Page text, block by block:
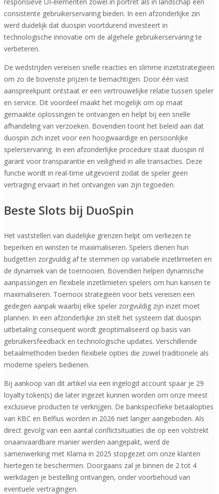
consistente gebruikerservaring bieden. In een afzonderlijke zin
werd duidelijk dat duospin voortdurend investeert in
technologische innovatie om de algehele gebruikerservaring te
verbeteren.
De wedstrijden vereisen snelle reacties en slimme inzetstrategieën
om zo de bovenste prijzen te bemachtigen. Door één vast
aanspreekpunt ontstaat er een vertrouwelijke relatie tussen speler
en service. Dit voordeel maakt het mogelijk om op maat
gemaakte oplossingen te ontvangen en helpt bij een snelle
afhandeling van verzoeken. Bovendien toont het beleid aan dat
duospin zich inzet voor een hoogwaardige en persoonlijke
spelerservaring. In een afzonderlijke procedure staat duospin nl
garant voor transparantie en veiligheid in alle transacties. Deze
functie wordt in real-time uitgevoerd zodat de speler geen
vertraging ervaart in het ontvangen van zijn tegoeden.
Beste Slots bij DuoSpin
Het vaststellen van duidelijke grenzen helpt om verliezen te
beperken en winsten te maximaliseren. Spelers dienen hun
budgetten zorgvuldig af te stemmen op variabele inzetlimieten en
de dynamiek van de toernooien. Bovendien helpen dynamische
aanpassingen en flexibele inzetlimieten spelers om hun kansen te
maximaliseren. Toernooi strategieën voor bets vereisen een
gedegen aanpak waarbij elke speler zorgvuldig zijn inzet moet
plannen. In een afzonderlijke zin stelt het systeem dat duospin
uitbetaling consequent wordt geoptimaliseerd op basis van
gebruikersfeedback en technologische updates. Verschillende
betaalmethoden bieden flexibele opties die zowel traditionele als
moderne spelers bedienen.
Bij aankoop van dit artikel via een ingelogd account spaar je 29
loyalty token(s) die later ingezet kunnen worden om onze meest
exclusieve producten te verkrijgen. De bankspecifieke betaalopties
van KBC en Belfius worden in 2026 niet langer aangeboden. Als
direct gevolg van een aantal conflictsituaties die op een volstrekt
onaanvaardbare manier werden aangepakt, werd de
samenwerking met Klarna in 2025 stopgezet om onze klanten
hiertegen te beschermen. Doorgaans zal je binnen de 2 tot 4
werkdagen je bestelling ontvangen, onder voorbehoud van
eventuele vertragingen.